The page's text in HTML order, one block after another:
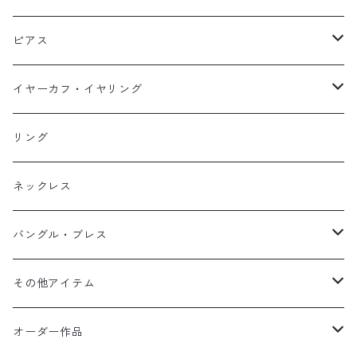
ネックレス
イヤーカフ
イヤリング
ピアス
ネックレス
リング
ブレス
オブジェ
イヤーカフ
ピアス
スタッド・一粒
フック・ぶら下がり
フープ
イヤーカフ・イヤリング
原石イヤーカフ
植物イヤーカフ
ぶら下がりイヤーカフ
2連イヤーカフ
イヤリング対応
リング
ネックレス
バングル・ブレス
ブレスレット
バングル
その他アイテム
ブローチ
オーダー作品